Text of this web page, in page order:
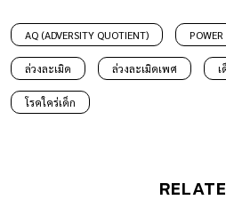
AQ (ADVERSITY QUOTIENT)
ล่วงละเมิด ล่วงละเมิดเพศ เ
โรคใคร่เด็ก